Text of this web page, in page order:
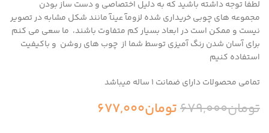
لطفا توجه داشته باشید که به دلیل اختصاصی و دست ساز بودن
مجموعه های چوبی خریداری شده لزومآ عینآ مانند شکل مشابه در تصویر
نیست و ممکن است در ابعاد بسیار کم متفاوت باشند، ما سعی می کنم
برای آسان شدن رنگ آمیزی توسط شما از چوب های روشن و باکیفیت
استفاده کنیم
تمامی محصولات دارای ضمانت ۱ ساله میباشد
تومان679,000تومان677,000